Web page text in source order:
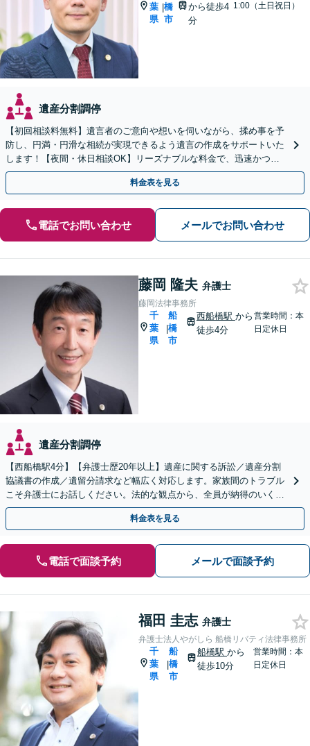
葉
県
|橋
市
から徒歩4
分
1:00（土日祝日）
遺産分割調停
【初回相談料無料】遺言者のご意向や想いを伺いながら、揉め事を予
防し、円満・円滑な相続が実現できるよう遺言の作成をサポートいた
します！【夜間・休日相談OK】リーズナブルな料金で、迅速かつス
ピーディーにまごころを持って対応させて頂きます。
料金表を見る
電話でお問い合わせ メールでお問い合わせ
藤岡 隆夫 弁護士
藤岡法律事務所
千
葉
県
|
船
橋
市
西船橋駅 から
徒歩4分
営業時間：本
日定休日
遺産分割調停
【西船橋駅4分】【弁護士歴20年以上】遺産に関する訴訟／遺産分割
協議書の作成／遺留分請求など幅広く対応します。家族間のトラブル
こそ弁護士にお話しください。法的な観点から、全員が納得のいく解
決へ尽力いたします【土日相談可能】
料金表を見る
電話で面談予約 メールで面談予約
福田 圭志 弁護士
弁護士法人やがしら 船橋リバティ法律事務所
千
葉
県
|
船
橋
市
船橋駅 から
徒歩10分
営業時間：本
日定休日